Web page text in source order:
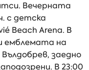
Вечерната
с детска
Beach Arena. В
емблемата на
заедно
В 23:00